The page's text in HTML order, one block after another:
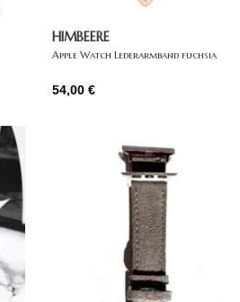
HIMBEERE
Apple Watch Lederarmband fuchsia
54,00 €